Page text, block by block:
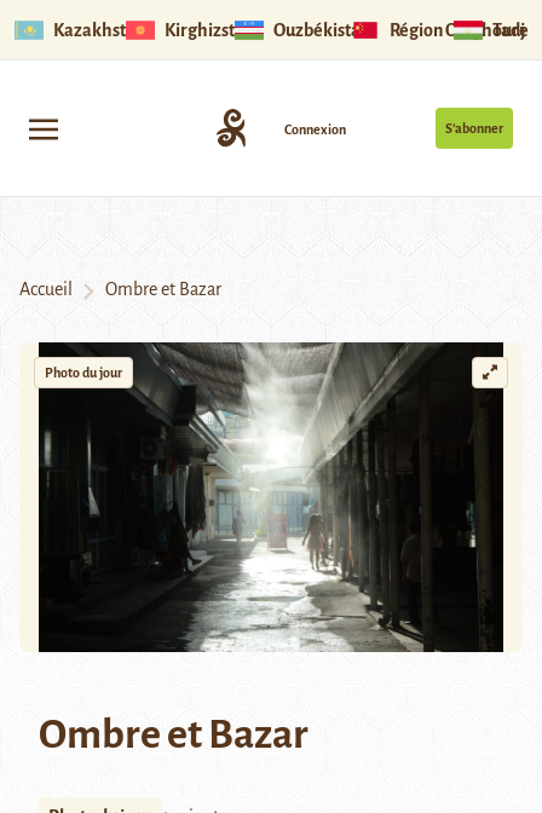
Kazakhstan Kirghizstan Ouzbékistan Région Ouïghoure
S’abonner
Connexion
Accueil Ombre et Bazar
Photo du jour
Ombre et Bazar